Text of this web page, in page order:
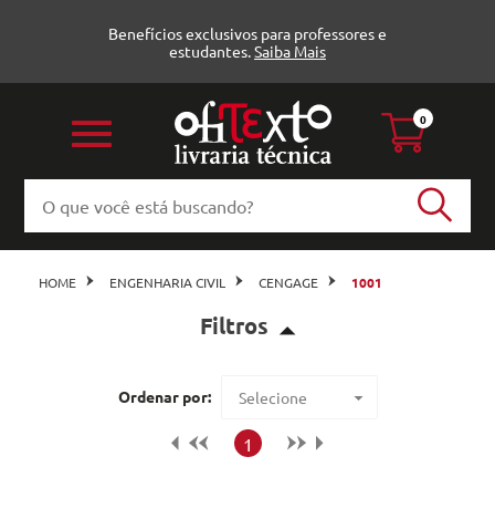
Benefícios exclusivos para professores e
estudantes. Saiba Mais
0
HOME ENGENHARIA CIVIL CENGAGE 1001
Filtros
Ordenar por: Selecione
Maior preço
1